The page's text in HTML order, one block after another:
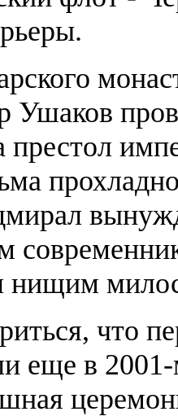
Ушаков
нищим
что
еще в